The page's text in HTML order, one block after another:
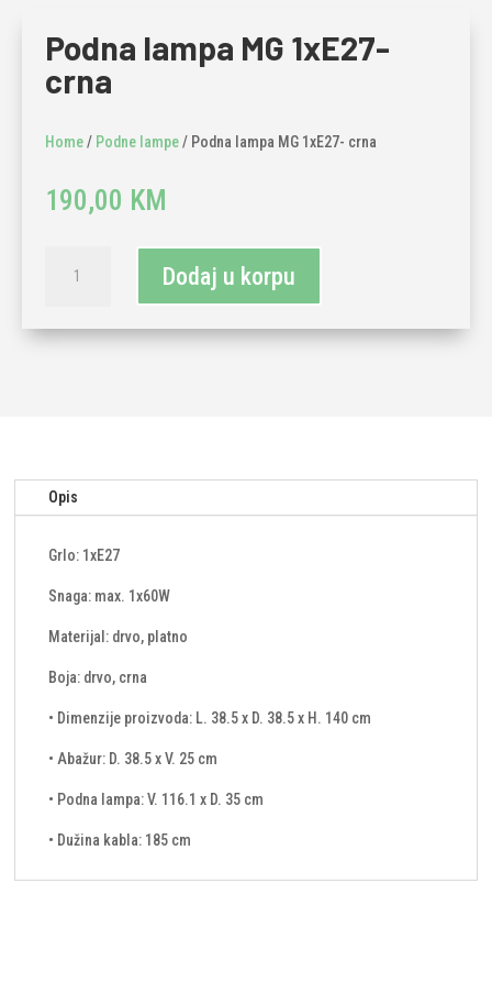
Podna lampa MG 1xE27-
crna
Home/ Podne lampe/ Podna lampa MG 1xE27- crna
190,00 KM
lampa
1xE27-
Dodaj u korpu
Opis
Grlo: 1xE27
Snaga: max. 1x60W
Materijal: drvo, platno
Boja: drvo, crna
• Dimenzije proizvoda: L. 38.5 x D. 38.5 x H. 140 cm
• Abažur: D. 38.5 x V. 25 cm
• Podna lampa: V. 116.1 x D. 35 cm
• Dužina kabla: 185 cm